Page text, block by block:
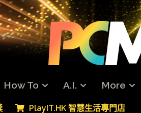
How To A.I. More
PlayIT.HK 智慧生活專門店